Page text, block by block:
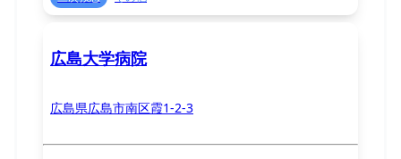
広島大学病院
広島県広島市南区霞1-2-3